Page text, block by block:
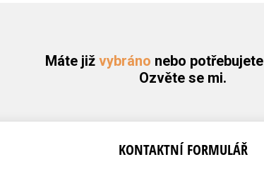
Máte již vybráno nebo potřebujete
Ozvěte se mi.
KONTAKTNÍ FORMULÁŘ